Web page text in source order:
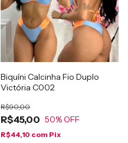
Biquíni Calcinha Fio Duplo
Victória C002
R$45,00
R$90,00
50% OFF
R$44,10 com Pix